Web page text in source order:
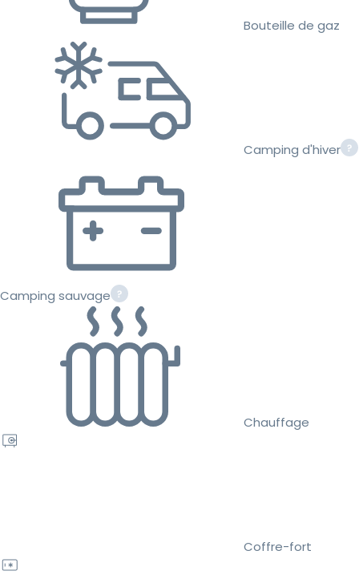
Bouteille de gaz
Camping d'hiver
Camping sauvage
Chauffage
Coffre-fort